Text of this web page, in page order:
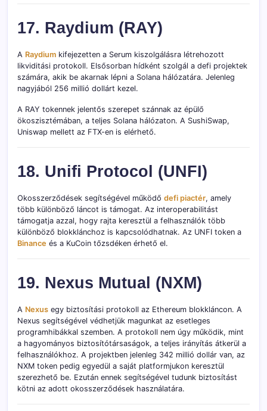
17. Raydium (RAY)
A Raydium kifejezetten a Serum kiszolgálásra létrehozott
likviditási protokoll. Elsősorban hídként szolgál a defi projektek
számára, akik be akarnak lépni a Solana hálózatára. Jelenleg
nagyjából 256 millió dollárt kezel.
A RAY tokennek jelentős szerepet szánnak az épülő
ökoszisztémában, a teljes Solana hálózaton. A SushiSwap,
Uniswap mellett az FTX-en is elérhető.
18. Unifi Protocol (UNFI)
Okosszerződések segítségével működő defi piactér, amely
több különböző láncot is támogat. Az interoperabilitást
támogatja azzal, hogy rajta keresztül a felhasználók több
különböző blokklánchoz is kapcsolódhatnak. Az UNFI token a
Binance és a KuCoin tőzsdéken érhető el.
19. Nexus Mutual (NXM)
A Nexus egy biztosítási protokoll az Ethereum blokkláncon. A
Nexus segítségével védhetjük magunkat az esetleges
programhibákkal szemben. A protokoll nem úgy működik, mint
a hagyományos biztosítótársaságok, a teljes irányítás átkerül a
felhasználókhoz. A projektben jelenleg 342 millió dollár van, az
NXM token pedig egyedül a saját platformjukon keresztül
szerezhető be. Ezután ennek segítségével tudunk biztosítást
kötni az adott okosszerződések használatára.